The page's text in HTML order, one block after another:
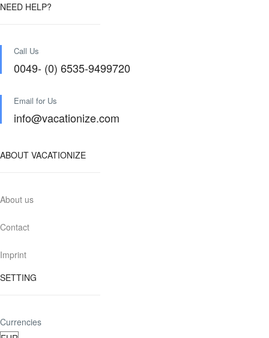
NEED HELP?
Call Us
0049- (0) 6535-9499720
Email for Us
info@vacationize.com
ABOUT VACATIONIZE
About us
Contact
Imprint
SETTING
Currencies